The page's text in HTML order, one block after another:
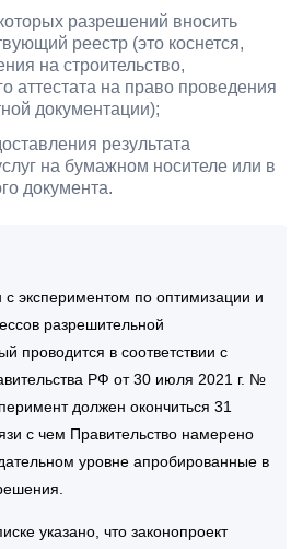
разрешений вносить
реестр (это коснется,
на строительство,
аттестата на право проведения
документации);
результата
на бумажном носителе или в
документа.
с экспериментом по оптимизации и
разрешительной
проводится в соответствии с
РФ от 30 июля 2021 г. №
должен окончиться 31
с чем Правительство намерено
уровне апробированные в
указано, что законопроект